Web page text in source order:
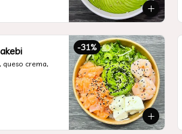
-31%
queso crema,